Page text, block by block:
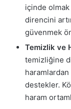
içinde olmak
direncini
güvenmek
Temizlik ve
temizliğine
destekler.
haram